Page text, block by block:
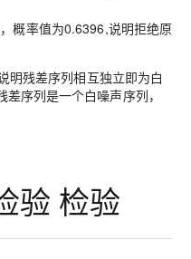
概率值为0.6396,说明拒绝原
明残差序列相互独立即为白
序列是一个白噪声序列，
验 检验